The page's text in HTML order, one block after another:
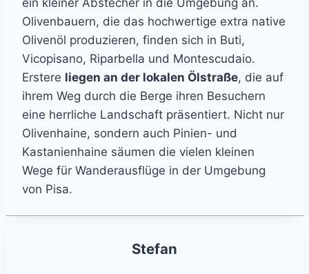
ein kleiner Abstecher in die Umgebung an.
Olivenbauern, die das hochwertige extra native
Olivenöl produzieren, finden sich in Buti,
Vicopisano, Riparbella und Montescudaio.
Erstere liegen an der lokalen Ölstraße, die auf
ihrem Weg durch die Berge ihren Besuchern
eine herrliche Landschaft präsentiert. Nicht nur
Olivenhaine, sondern auch Pinien- und
Kastanienhaine säumen die vielen kleinen
Wege für Wanderausflüge in der Umgebung
von Pisa.
Stefan